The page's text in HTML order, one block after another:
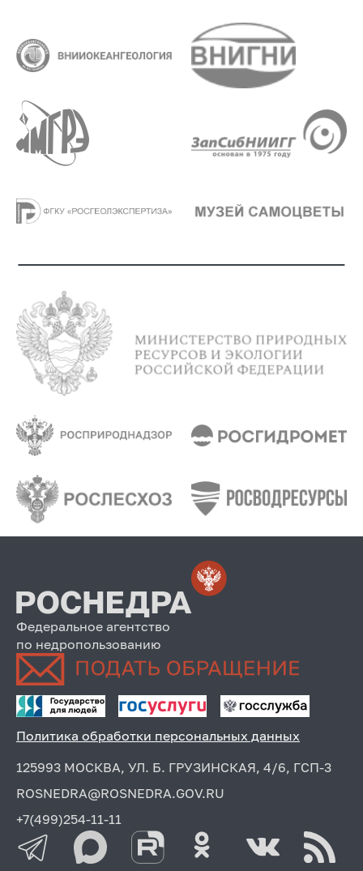
Федеральное агентство
по недропользованию
Политика обработки персональных данных
125993 МОСКВА, УЛ. Б. ГРУЗИНСКАЯ, 4/6, ГСП-3
ROSNEDRA@ROSNEDRA.GOV.RU
+7(499)254-11-11